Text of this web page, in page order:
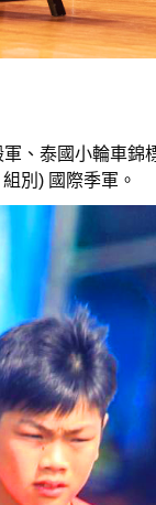
、泰國小輪車
別) 國際季軍。